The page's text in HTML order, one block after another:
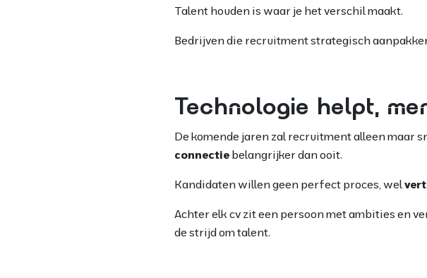
Talent houden is waar je het verschil maakt.
Bedrijven die recruitment strategisch
Technologie helpt,
De komende jaren zal recruitment alleen maar
connectiebelangrijker dan ooit.
Kandidaten willen geen perfect proces, wel
Achter elk cv zit een persoon met ambities en
de strijd om talent.